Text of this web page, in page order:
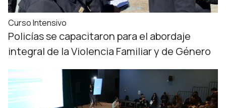
Curso Intensivo
Policías se capacitaron para el abordaje
integral de la Violencia Familiar y de Género